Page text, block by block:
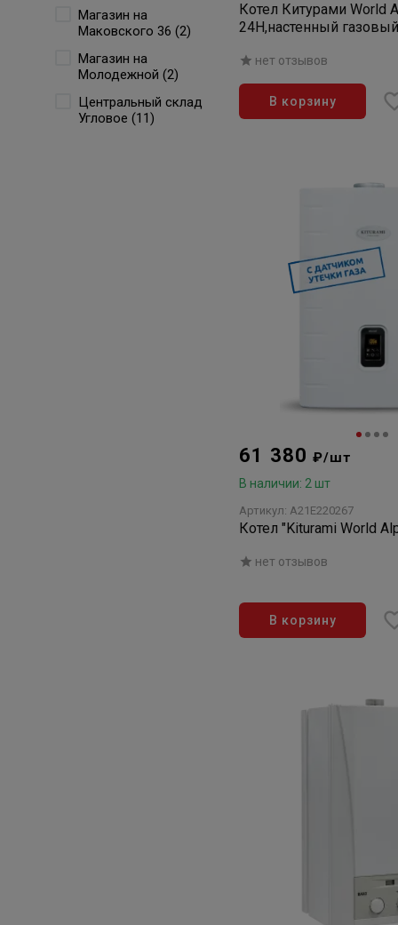
Магазин на
Маковского 36 (2)
Магазин на
Молодежной (2)
Центральный склад
Угловое (11)
Котел Китурами World
24H,настенный
нет отзывов
В корзину
61 380₽/шт
В наличии: 2 шт
Артикул: A21E220267
Котел "Kiturami World
нет отзывов
В корзину